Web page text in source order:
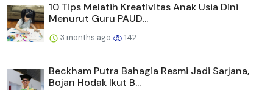
10 Tips Melatih Kreativitas Anak Usia Dini
Menurut Guru PAUD...
3 months ago 142
Beckham Putra Bahagia Resmi Jadi Sarjana,
Bojan Hodak Ikut B...